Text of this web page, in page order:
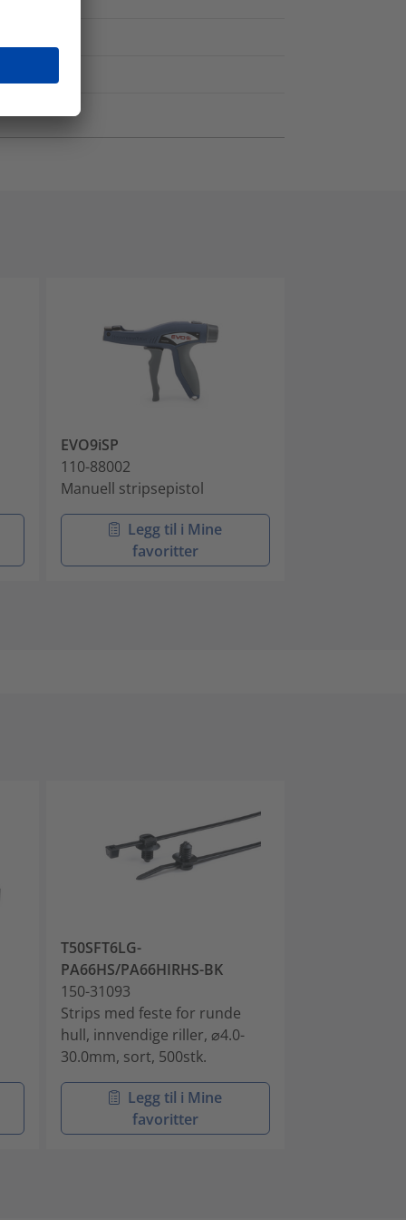
EVO9iSP
110-88002
Manuell stripsepistol
Legg til i Mine
favoritter
T50SFT6LG-
PA66HS/PA66HIRHS-BK
150-31093
Strips med feste for runde
hull, innvendige riller, ⌀4.0-
30.0mm, sort, 500stk.
Legg til i Mine
favoritter